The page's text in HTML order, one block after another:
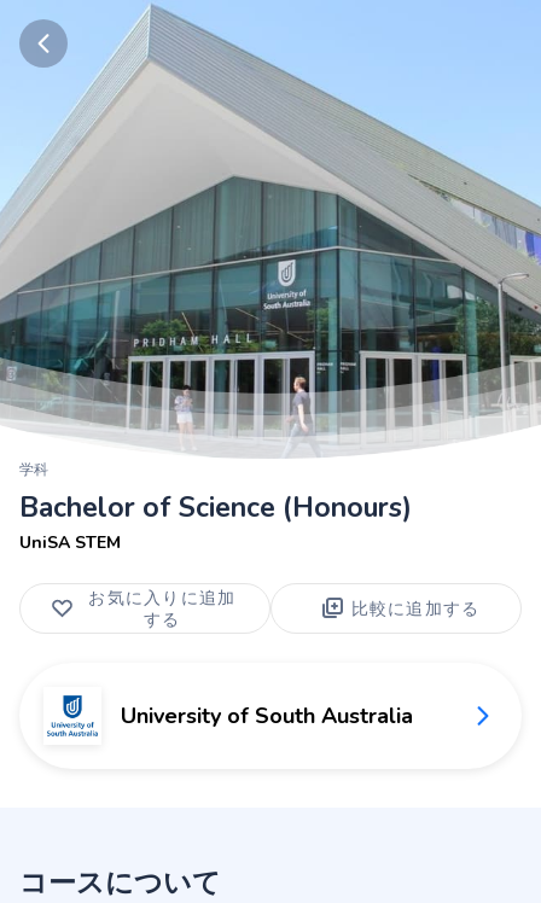
学科
Bachelor of Science (Honours)
UniSA STEM
お気に入りに追加
する
比較に追加する
University of South Australia
コースについて